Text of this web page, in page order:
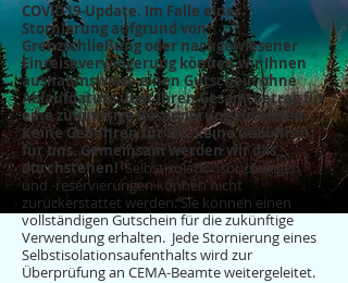
COVID19-Update. Im Falle einer
Stornierung aufgrund von
Grenzschließung oder nachgewiesener
Einreiseverweigerung können wir Ihnen
ausnahmsweise einen Gutschein ohne
Ablaufdatum über Ihren Gesamtbetrag für
eine zukünftige Reservierung zusenden.
Keine Gebühren für Sie, keine Gebühren
für uns. Gemeinsam werden wir das
durchstehen! Selbstisolationsbuchungen
und -reservierungen können nicht
zurückerstattet werden. Sie können einen
vollständigen Gutschein für die zukünftige
Verwendung erhalten. Jede Stornierung eines
Selbstisolationsaufenthalts wird zur
Überprüfung an CEMA-Beamte weitergeleitet.